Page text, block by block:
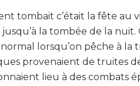
tombait c’était la fête au
la tombée de la
lorsqu’on pêche à la
provenaient de truites
lieu à des combats